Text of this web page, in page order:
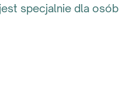
specjalnie dla osób